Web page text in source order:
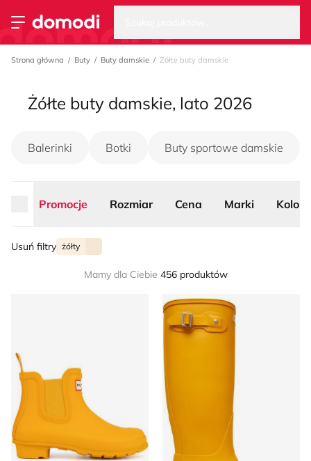
Przełącz menu
Strona główna
Strona główna Buty Buty damskie Żółte buty damskie
Żółte buty damskie, lato 2026
Balerinki Botki Buty sportowe damskie
Promocje Rozmiar Cena Marki Kolor
Usuń filtry żółty
Mamy dla Ciebie 456 produktów
Kalosze damskie na wiosnę